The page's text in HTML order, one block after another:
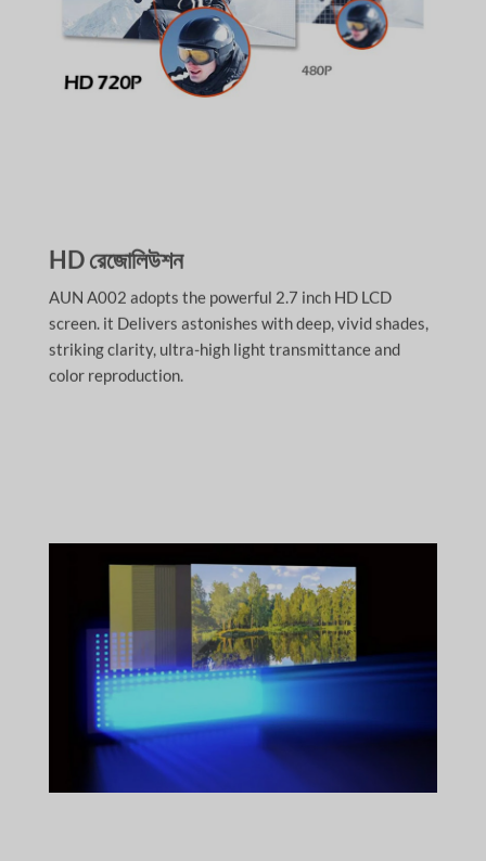
HD রেজোলিউশন
AUN A002 adopts the powerful 2.7 inch HD LCD
screen. it Delivers astonishes with deep, vivid shades,
striking clarity, ultra-high light transmittance and
color reproduction.